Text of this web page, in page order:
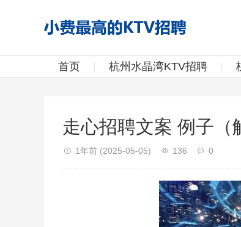
首页 杭州水晶湾KTV招聘
走心招聘文案 例子（
1年前 (2025-05-05) 136 0